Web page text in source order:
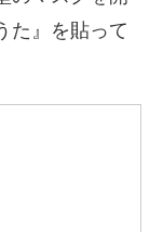
た』を貼って